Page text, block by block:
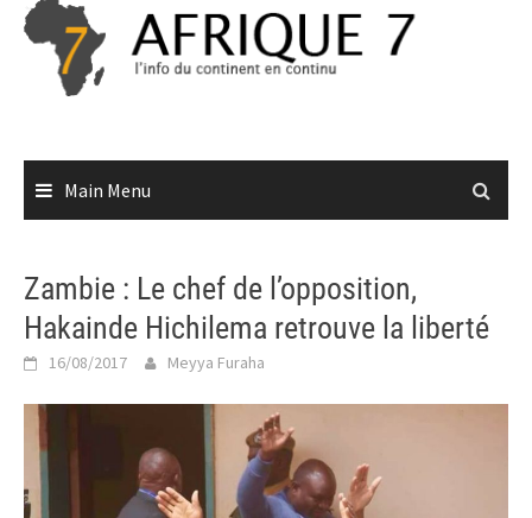
Skip
content
Main Menu
Zambie : Le chef de l’opposition,
Hakainde Hichilema retrouve la liberté
16/08/2017 Meyya Furaha